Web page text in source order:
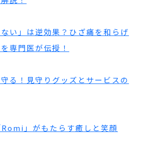
ない」は逆効果？ひざ痛を和らげ
専門医が伝授！
る！見守りグッズとサービスの
」がもたらす癒しと笑顔